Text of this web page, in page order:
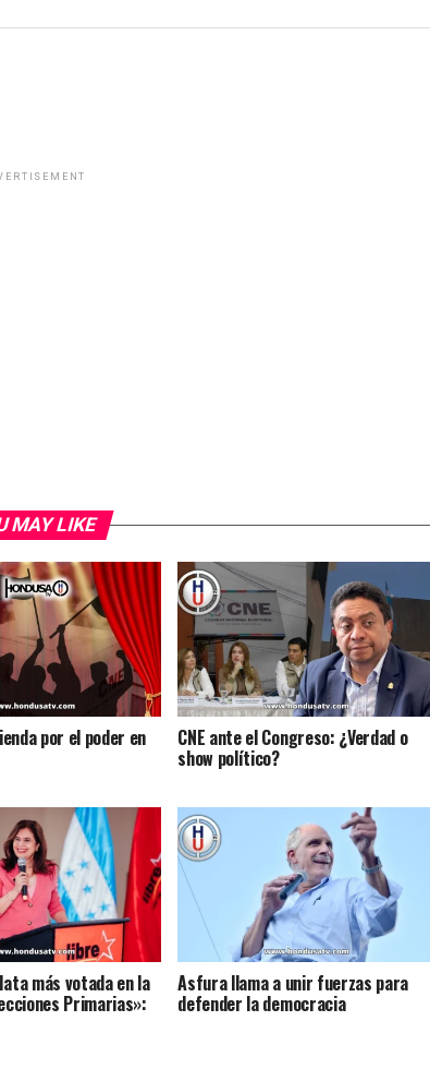
MAY LIKE
por el poder en CNE ante el Congreso: ¿Verdad o
show político?
más votada en la
Primarias»:
Asfura llama a unir fuerzas para
defender la democracia